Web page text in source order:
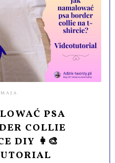
PSA
COLLIE
DIY 👩‍🎨